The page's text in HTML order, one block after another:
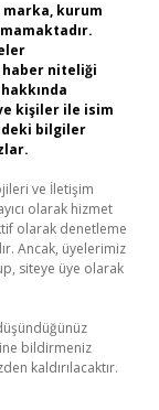
kurum
haber niteliği
kişiler ile isim
bilgiler
ve İletişim
olarak hizmet
olarak denetleme
Ancak, üyelerimiz
siteye üye olarak
bildirmeniz
kaldırılacaktır.